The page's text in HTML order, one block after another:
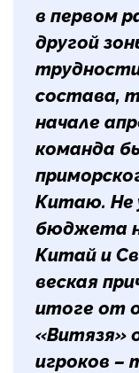
в первом
другой
состава,
начале
команда
Китаю. Не
бюджета
Китай и
веская
итоге от
«Витязя»
игроков –